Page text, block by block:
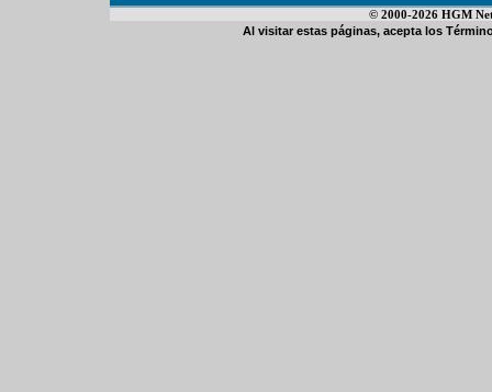
© 2000-2026 HGM
Al visitar estas páginas, acepta los